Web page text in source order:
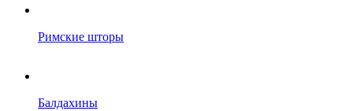
Римские шторы
Балдахины